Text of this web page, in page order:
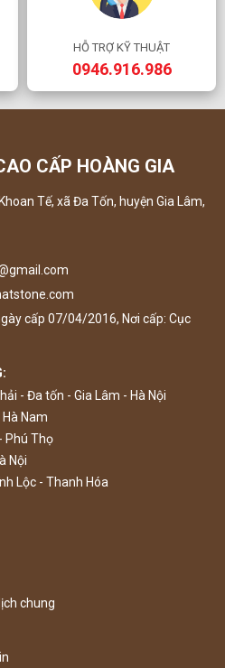
HỖ TRỢ KỸ THUẬT
0946.916.986
CẤP HOÀNG GIA
Tế, xã Đa Tốn, huyện Gia Lâm,
cấp 07/04/2016, Nơi cấp: Cục
- Đa tốn - Gia Lâm - Hà Nội
Hà Nam
Phú Thọ
Nội
Lộc - Thanh Hóa
chung